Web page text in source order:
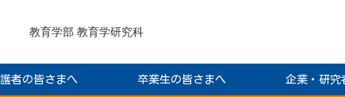
教育学部 教育学研究科
者の皆さまへ 卒業生の皆さまへ 企業・研究